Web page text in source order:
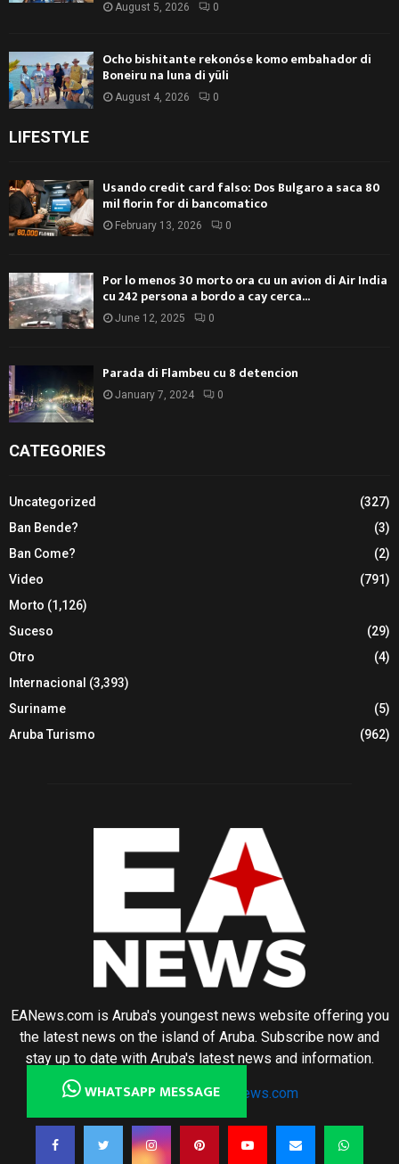
August 5, 2026 0
Ocho bishitante rekonóse komo embahador di
Boneiru na luna di yüli
August 4, 2026 0
LIFESTYLE
Usando credit card falso: Dos Bulgaro a saca 80
mil florin for di bancomatico
February 13, 2026 0
Por lo menos 30 morto ora cu un avion di Air India
cu 242 persona a bordo a cay cerca...
June 12, 2025 0
Parada di Flambeu cu 8 detencion
January 7, 2024 0
CATEGORIES
Uncategorized
(327)
Ban Bende?
(3)
Ban Come?
(2)
Video
(791)
Morto (1,126)
Suceso
(29)
Otro
(4)
Internacional (3,393)
Suriname
(5)
Aruba Turismo
(962)
EANews.com is Aruba's youngest news website offering you
the latest news on the island of Aruba. Subscribe now and
stay up to date with Aruba's latest news and information.
Contact us:news@eanews.com
WHATSAPP MESSAGE